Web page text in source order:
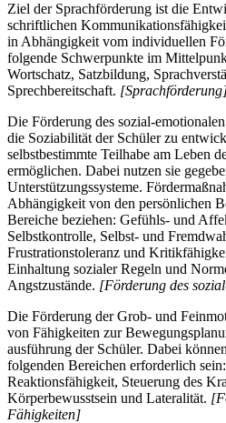
Ziel der Sprachförderung ist die
schriftlichen
in Abhängigkeit vom individuellen
folgende Schwerpunkte im
Wortschatz, Satzbildung,
Sprechbereitschaft.
Die Förderung des sozial-
die Soziabilität der Schüler zu
selbstbestimmte Teilhabe am Leben
ermöglichen. Dabei nutzen sie
Unterstützungssysteme.
Abhängigkeit von den persönlichen
Bereiche beziehen: Gefühls- und
Selbstkontrolle, Selbst- und
Frustrationstoleranz und
Einhaltung sozialer Regeln und
Angstzustände. [Förderung des
Die Förderung der Grob- und
von Fähigkeiten zur
ausführung der Schüler. Dabei
folgenden Bereichen erforderlich
Reaktionsfähigkeit, Steuerung des
Körperbewusstsein und Lateralität.
Fähigkeiten]